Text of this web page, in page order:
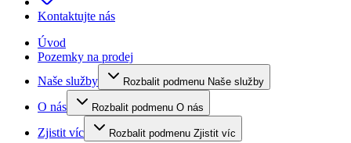
Kontaktujte nás
Úvod
Pozemky na prodej
Naše služby
Rozbalit podmenu Naše služby
O nás Rozbalit podmenu O nás
Zjistit víc Rozbalit podmenu Zjistit víc